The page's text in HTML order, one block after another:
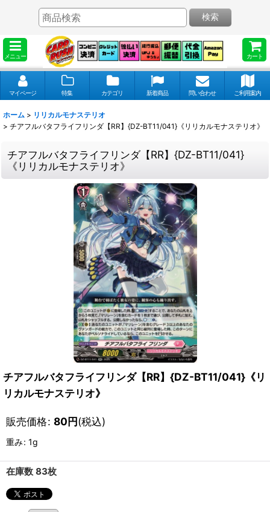
メニュー カート
検索
マイページ 特集 カテゴリ 新着商品 問い合わせ ご利用案内
ホーム > リリカルモナステリオ
> チアフルバタフライフリンダ【RR】{DZ-BT11/041}《リリカルモナステリオ》
チアフルバタフライフリンダ【RR】{DZ-BT11/041}
《リリカルモナステリオ》
チアフルバタフライフリンダ【RR】{DZ-BT11/041}《リ
リカルモナステリオ》
販売価格: 80円(税込)
重み: 1g
在庫数 83枚